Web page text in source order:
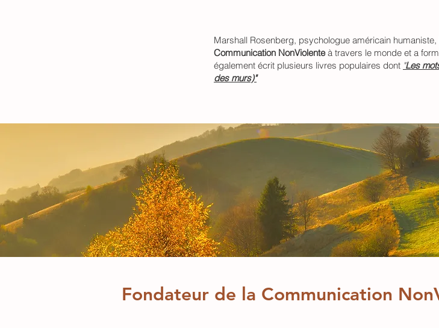
Marshall Rosenberg, psychologue américain
Communication NonViolenteà travers le monde et a
également écrit plusieurs livres populaires dont "Les
des murs)"
Fondateur de la Communication